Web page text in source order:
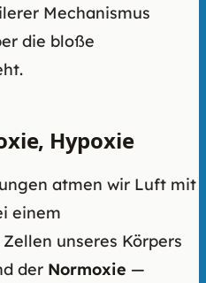
Mechanismus
die bloße
Hypoxie
atmen wir Luft mit
einem
unseres Körpers
der Normoxie —